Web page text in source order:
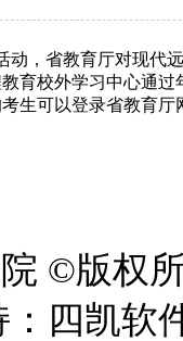
，省教育厅对现代
育校外学习中心通
生可以登录省教育厅
©版权
：四凯软